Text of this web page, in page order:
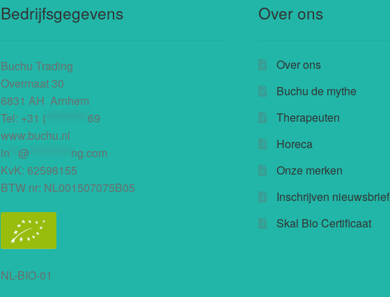
Bedrijfsgegevens
Buchu Trading
Overmaat 30
6831 AH Arnhem
Tel: +31 (
69
www.buchu.nl
in **@
ng.com
KvK: 62598155
BTW nr: NL001507075B05
NL-BIO-01
Over ons
Over ons
Buchu de mythe
Therapeuten
Horeca
Onze merken
Inschrijven nieuwsbrief
Skal Bio Certificaat